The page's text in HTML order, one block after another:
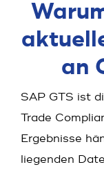
an
SAP GTS ist
Trade
Ergebnisse
liegenden